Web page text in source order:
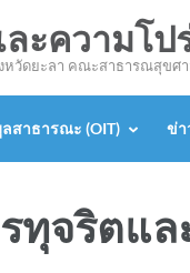
ะความโป
วัดยะลา คณะสาธารณสุขศ
ลสาธารณะ (OIT) ข่า
รทุจริตแ